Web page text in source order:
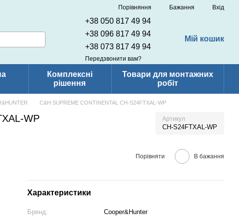
Порівняння Бажання Вхід
+38 050 817 49 94
+38 096 817 49 94
+38 073 817 49 94
Передзвонити вам?
Мій кошик
Комплексні
рішення
Товари для монтажних
робіт
С&H SUPREME CONTINENTAL CH-S24FTXAL-WP
WP Артикул
CH-S24FTXAL-WP
Порівняти В бажання
Характеристики
Бренд:
Cooper&Hunter